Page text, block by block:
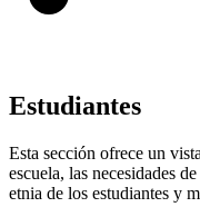
Estudiantes
Esta sección ofrece un
escuela, las necesidades
etnia de los estudiantes y